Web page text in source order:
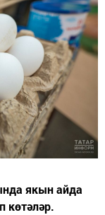
якын айда
көтәләр.